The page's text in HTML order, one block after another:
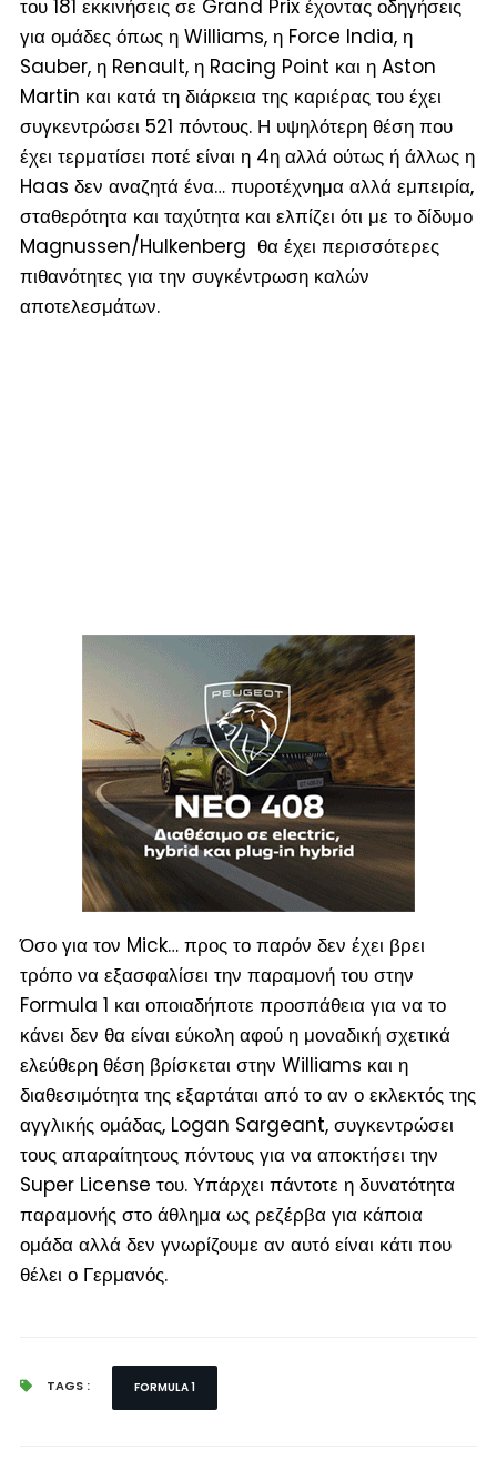
του 181 εκκινήσεις σε Grand Prix έχοντας οδηγήσεις
για ομάδες όπως η Williams, η Force India, η
Sauber, η Renault, η Racing Point και η Aston
Martin και κατά τη διάρκεια της καριέρας του έχει
συγκεντρώσει 521 πόντους. Η υψηλότερη θέση που
έχει τερματίσει ποτέ είναι η 4ηαλλά ούτως ή άλλως η
Haas δεν αναζητά ένα… πυροτέχνημα αλλά εμπειρία,
σταθερότητα και ταχύτητα και ελπίζει ότι με το δίδυμο
Magnussen/Hulkenberg θα έχει περισσότερες
πιθανότητες για την συγκέντρωση καλών
αποτελεσμάτων.
Όσο για τον Mick… προς το παρόν δεν έχει βρει
τρόπο να εξασφαλίσει την παραμονή του στην
Formula 1 και οποιαδήποτε προσπάθεια για να το
κάνει δεν θα είναι εύκολη αφού η μοναδική σχετικά
ελεύθερη θέση βρίσκεται στην Williams και η
διαθεσιμότητα της εξαρτάται από το αν ο εκλεκτός της
αγγλικής ομάδας, Logan Sargeant, συγκεντρώσει
τους απαραίτητους πόντους για να αποκτήσει την
Super License του. Υπάρχει πάντοτε η δυνατότητα
παραμονής στο άθλημα ως ρεζέρβα για κάποια
ομάδα αλλά δεν γνωρίζουμε αν αυτό είναι κάτι που
θέλει ο Γερμανός.
TAGS : FORMULA 1